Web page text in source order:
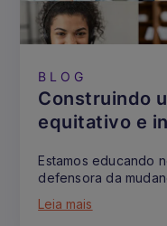
BLOG
Construindo
equitativo e
Estamos educando
defensora da
Leia mais